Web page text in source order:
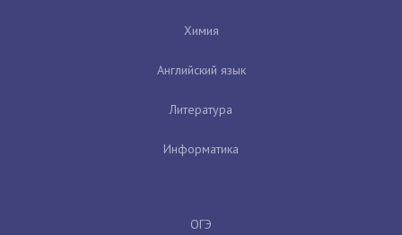
Химия
Английский язык
Литература
Информатика
ОГЭ